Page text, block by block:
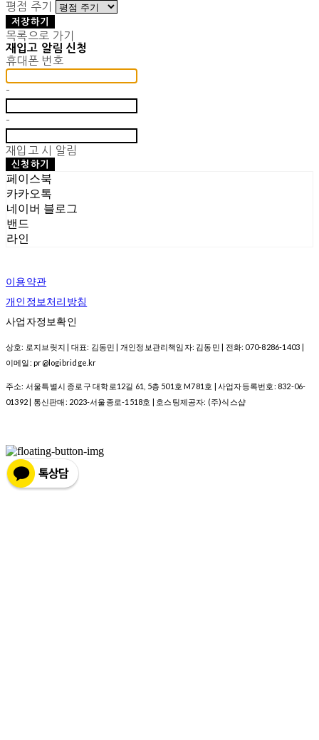
평점 주기
저장하기
목록으로 가기
재입고 알림 신청
휴대폰 번호
-
-
재입고 시 알림
신청하기
페이스북
카카오톡
네이버 블로그
밴드
라인
이용약관
개인정보처리방침
사업자정보확인
상호: 로지브릿지 | 대표: 김동민 | 개인정보관리책임자: 김동민 | 전화: 070-8286-1403 |
이메일: pr@logibridge.kr
주소: 서울특별시 종로구 대학로12길 61, 5층 501호 M781호 | 사업자등록번호: 832-06-
01392 | 통신판매: 2023-서울종로-1518호 | 호스팅제공자: (주)식스샵